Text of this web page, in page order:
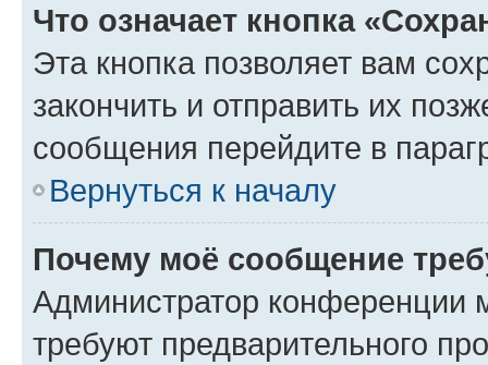
Что означает кнопка
Эта кнопка позволяет вам
закончить и отправить их
сообщения перейдите в
Вернуться к началу
Почему моё сообщение
Администратор конференции
требуют предварительного